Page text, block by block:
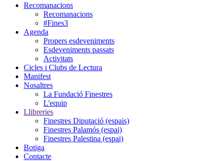
Recomanacions
Recomanacions
#Fines3
Agenda
Propers esdeveniments
Esdeveniments passats
Activitats
Cicles i Clubs de Lectura
Manifest
Nosaltres
La Fundació Finestres
L'equip
Llibreries
Finestres Diputació (espais)
Finestres Palamós (espai)
Finestres Palestina (espai)
Botiga
Contacte